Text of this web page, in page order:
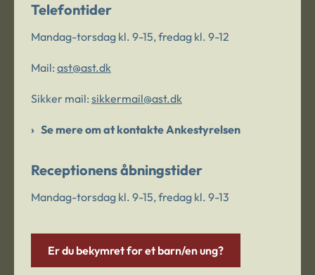
Telefontider
Mandag-torsdag kl. 9-15, fredag kl. 9-12
Mail: ast@ast.dk
Sikker mail: sikkermail@ast.dk
Se mere om at kontakte Ankestyrelsen
Receptionens åbningstider
Mandag-torsdag kl. 9-15, fredag kl. 9-13
Er du bekymret for et barn/en ung?